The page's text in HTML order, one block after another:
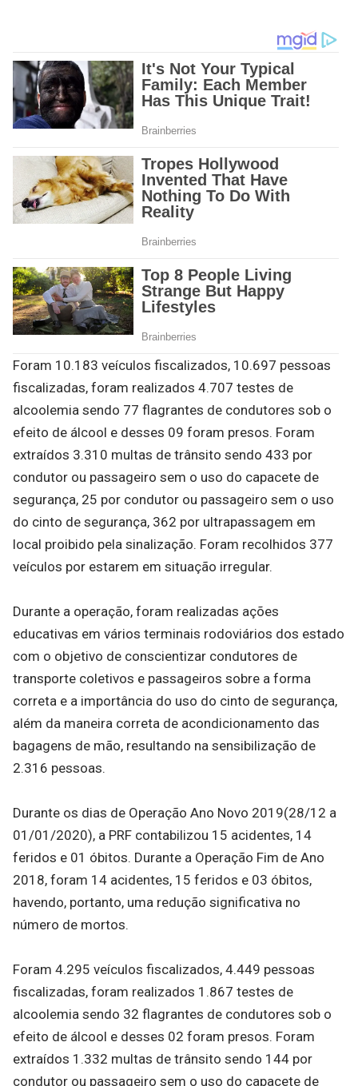
Foram 10.183 veículos fiscalizados, 10.697 pessoas
fiscalizadas, foram realizados 4.707 testes de
alcoolemia sendo 77 flagrantes de condutores sob o
efeito de álcool e desses 09 foram presos. Foram
extraídos 3.310 multas de trânsito sendo 433 por
condutor ou passageiro sem o uso do capacete de
segurança, 25 por condutor ou passageiro sem o uso
do cinto de segurança, 362 por ultrapassagem em
local proibido pela sinalização. Foram recolhidos 377
veículos por estarem em situação irregular.
Durante a operação, foram realizadas ações
educativas em vários terminais rodoviários dos estado
com o objetivo de conscientizar condutores de
transporte coletivos e passageiros sobre a forma
correta e a importância do uso do cinto de segurança,
além da maneira correta de acondicionamento das
bagagens de mão, resultando na sensibilização de
2.316 pessoas.
Durante os dias de Operação Ano Novo 2019(28/12 a
01/01/2020), a PRF contabilizou 15 acidentes, 14
feridos e 01 óbitos. Durante a Operação Fim de Ano
2018, foram 14 acidentes, 15 feridos e 03 óbitos,
havendo, portanto, uma redução significativa no
número de mortos.
Foram 4.295 veículos fiscalizados, 4.449 pessoas
fiscalizadas, foram realizados 1.867 testes de
alcoolemia sendo 32 flagrantes de condutores sob o
efeito de álcool e desses 02 foram presos. Foram
extraídos 1.332 multas de trânsito sendo 144 por
condutor ou passageiro sem o uso do capacete de